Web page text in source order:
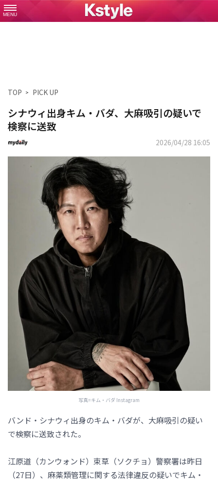
MENU
TOP PICK UP
シナウィ出身キム・バダ、大麻吸引の疑いで
検察に送致
2026/04/28 16:05
写真=キム・バダ Instagram
バンド・シナウィ出身のキム・バダが、大麻吸引の疑い
で検察に送致された。
江原道（カンウォンド）束草（ソクチョ）警察署は昨日
（27日）、麻薬類管理に関する法律違反の疑いでキム・